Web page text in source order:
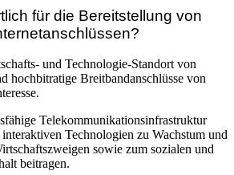
für die Bereitstellung von
und Technologie-Standort von
hochbitratige Breitbandanschlüsse von
Telekommunikationsinfrastruktur
Technologien zu Wachstum und
sowie zum sozialen und
beitragen.